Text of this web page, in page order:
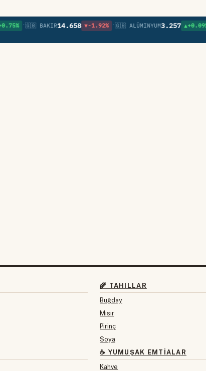
•🇬🇧 BAKIR 14.658 ▼-1.92% •🇬🇧 ALÜMINYUM3.257 ▲+0.09% •🇬🇧
🌾 TAHILLAR
Buğday
Mısır
Pirinç
Soya
☕ YUMUŞAK EMTIALAR
Kahve